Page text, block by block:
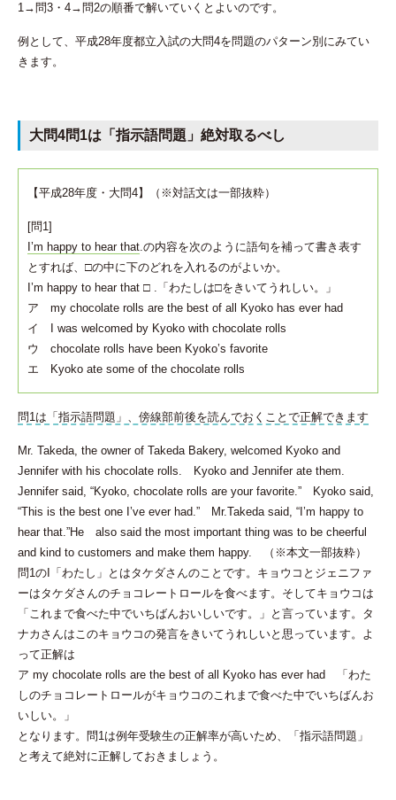
1→問3・4→問2の順番で解いていくとよいのです。
例として、平成28年度都立入試の大問4を問題のパターン別にみてい
きます。
大問4問1は「指示語問題」絶対取るべし
【平成28年度・大問4】（※対話文は一部抜粋）
[問1]
I’m happy to hear that.の内容を次のように語句を補って書き表す
とすれば、□の中に下のどれを入れるのがよいか。
I’m happy to hear that □ .「わたしは□をきいてうれしい。」
ア my chocolate rolls are the best of all Kyoko has ever had
イ I was welcomed by Kyoko with chocolate rolls
ウ chocolate rolls have been Kyoko’s favorite
エ Kyoko ate some of the chocolate rolls
問1は「指示語問題」、傍線部前後を読んでおくことで正解できます
Mr. Takeda, the owner of Takeda Bakery, welcomed Kyoko and
Jennifer with his chocolate rolls. Kyoko and Jennifer ate them.
Jennifer said, “Kyoko, chocolate rolls are your favorite.” Kyoko said,
“This is the best one I’ve ever had.” Mr.Takeda said, “I’m happy to
hear that.”He also said the most important thing was to be cheerful
and kind to customers and make them happy. （※本文一部抜粋）
問1のI「わたし」とはタケダさんのことです。キョウコとジェニファ
ーはタケダさんのチョコレートロールを食べます。そしてキョウコは
「これまで食べた中でいちばんおいしいです。」と言っています。タ
ナカさんはこのキョウコの発言をきいてうれしいと思っています。よ
って正解は
ア my chocolate rolls are the best of all Kyoko has ever had 「わた
しのチョコレートロールがキョウコのこれまで食べた中でいちばんお
いしい。」
となります。問1は例年受験生の正解率が高いため、「指示語問題」
と考えて絶対に正解しておきましょう。